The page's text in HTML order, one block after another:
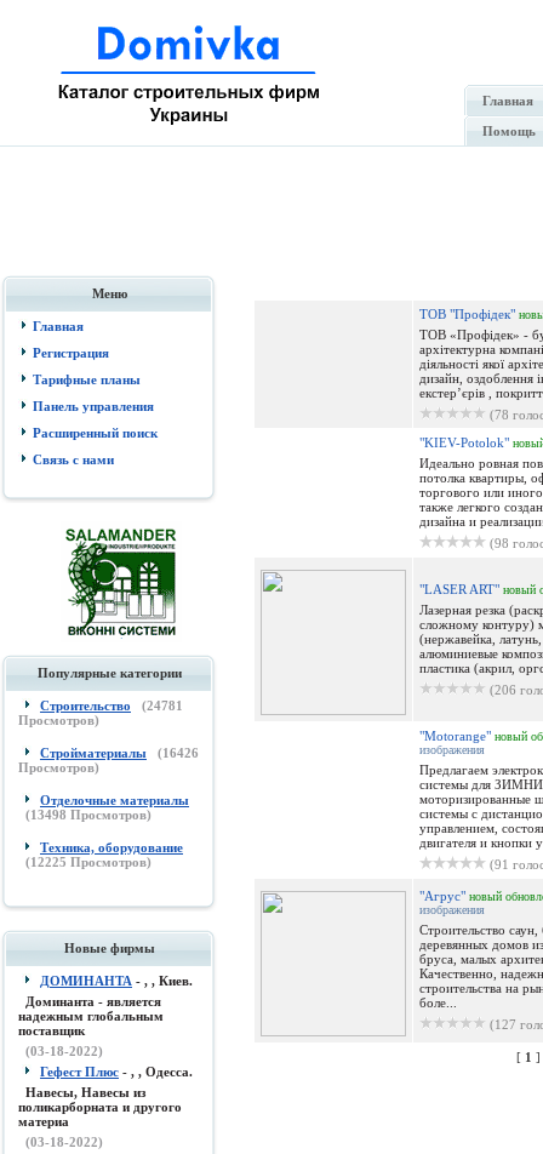
Главная
Помощь
Меню
Главная
Регистрация
Тарифные планы
Панель управления
Расширенный поиск
Связь с нами
Популярные категории
Строительство (24781
Просмотров)
Стройматериалы (16426
Просмотров)
Отделочные материалы
(13498 Просмотров)
Техника, оборудование
(12225 Просмотров)
Новые фирмы
ДОМИНАНТА - , , Киев.
Доминанта - является
надежным глобальным
поставщик
(03-18-2022)
Гефест Плюс - , , Одесса.
Навесы, Навесы из
поликарборната и другого
материа
(03-18-2022)
ТОВ "Профідек"
ТОВ «Профідек» -
архітектурна
діяльності якої
дизайн, оздоблення
екстер’єрів ,
(78
"KIEV-Potolok"
Идеально ровная
потолка квартиры,
торгового или
также легкого
дизайна и
(98
"LASER ART" новый
Лазерная резка
сложному контуру)
(нержавейка,
алюминиевые
пластика (акрил,
(206
"Motorange" новый
изображения
Предлагаем
системы для
моторизированные
системы с
управлением,
двигателя и кнопки
(91
"Агрус" новый
изображения
Строительство саун,
деревянных домов
бруса, малых
Качественно,
строительства на
боле...
(127
[ 1 ]